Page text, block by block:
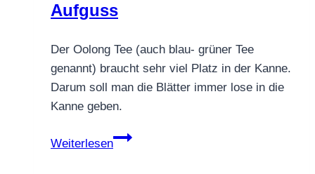
Aufguss
Der Oolong Tee (auch blau- grüner Tee
genannt) braucht sehr viel Platz in der Kanne.
Darum soll man die Blätter immer lose in die
Kanne geben.
Weiterlesen
Teezubereitung